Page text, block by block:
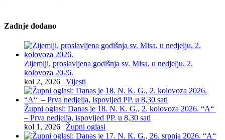
Zadnje dodano
Zijemlji, proslavljena godišnja sv. Misa, u nedjelju, 2.
kolovoza 2026.
kol 2, 2026 | Vijesti
Župni oglasi: Danas je 18. N. K. G., 2. kolovoza 2026. “A“
– Prva nedjelja, ispovijed PP. u 8,30 sati
kol 1, 2026 | Župni oglasi